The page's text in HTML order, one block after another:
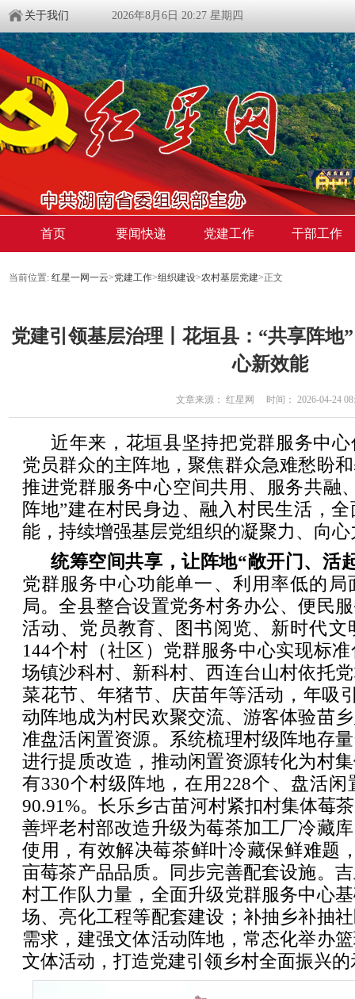
关于我们 2026年8月6日 20:27 星期四
首页 要闻快递 党建工作 干部工作
当前位置: 红星一网一云>党建工作>组织建设>农村基层党建>正文
党建引领基层治理丨花垣县：“共享阵地
心新效能
文章来源： 红星网 时间： 2026-04-24
近年来，花垣县坚持把党群服务中
党员群众的主阵地，聚焦群众急难愁盼
推进党群服务中心空间共用、服务共融
阵地”建在村民身边、融入村民生活，
能，持续增强基层党组织的凝聚力、向
统筹空间共享，让阵地“敞开门、活
党群服务中心功能单一、利用率低的局
局。全县整合设置党务村务办公、便民
活动、党员教育、图书阅览、新时代文
144个村（社区）党群服务中心实现标
场镇沙科村、新科村、西连台山村依托
菜花节、年猪节、庆苗年等活动，年吸
动阵地成为村民欢聚交流、游客体验苗
准盘活闲置资源。系统梳理村级阵地存
进行提质改造，推动闲置资源转化为村
有330个村级阵地，在用228个、盘活
90.91%。长乐乡古苗河村紧扣村集体莓
善坪老村部改造升级为莓茶加工厂冷藏
使用，有效解决莓茶鲜叶冷藏保鲜难题
亩莓茶产品品质。同步完善配套设施。
村工作队力量，全面升级党群服务中心
场、亮化工程等配套建设；补抽乡补抽
需求，建强文体活动阵地，常态化举办
文体活动，打造党建引领乡村全面振兴